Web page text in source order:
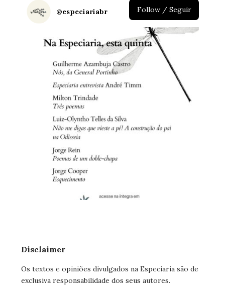
@especiariabr Follow / Seguir
Disclaimer
Os textos e opiniões divulgados na Especiaria são de
exclusiva responsabilidade dos seus autores.